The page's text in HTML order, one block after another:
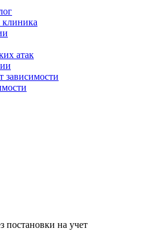
клиника
атак
зависимости
постановки на учет